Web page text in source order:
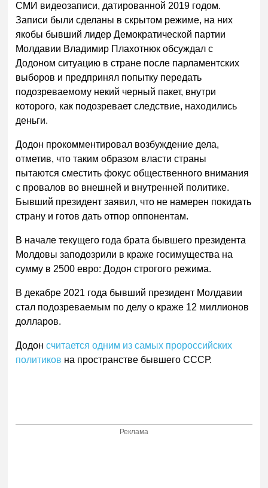
СМИ видеозаписи, датированной 2019 годом.
Записи были сделаны в скрытом режиме, на них
якобы бывший лидер Демократической партии
Молдавии Владимир Плахотнюк обсуждал с
Додоном ситуацию в стране после парламентских
выборов и предпринял попытку передать
подозреваемому некий черный пакет, внутри
которого, как подозревает следствие, находились
деньги.
Додон прокомментировал возбуждение дела,
отметив, что таким образом власти страны
пытаются сместить фокус общественного внимания
с провалов во внешней и внутренней политике.
Бывший президент заявил, что не намерен покидать
страну и готов дать отпор оппонентам.
В начале текущего года брата бывшего президента
Молдовы заподозрили в краже госимущества на
сумму в 2500 евро: Додон строгого режима.
В декабре 2021 года бывший президент Молдавии
стал подозреваемым по делу о краже 12 миллионов
долларов.
Додон считается одним из самых пророссийских
политиков на пространстве бывшего СССР.
Реклама